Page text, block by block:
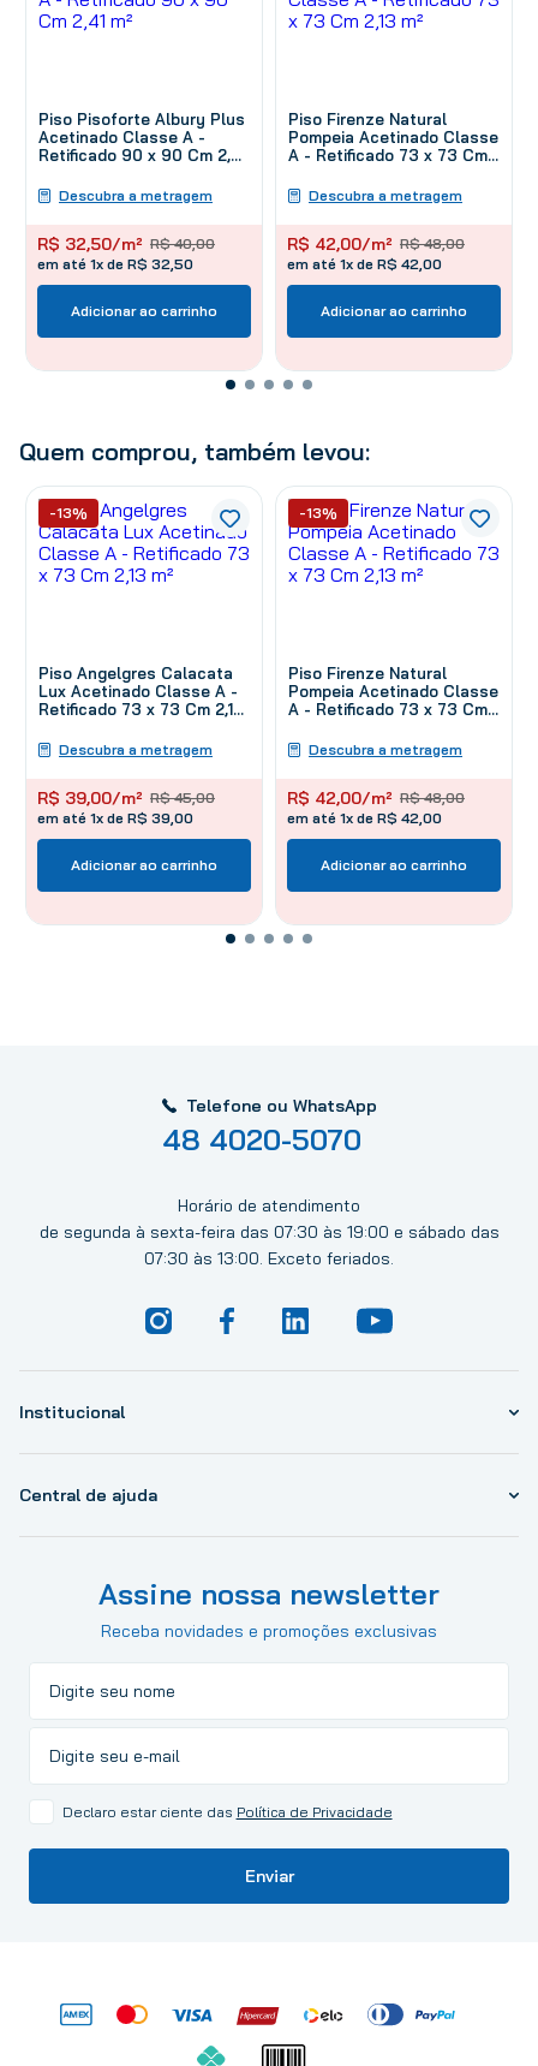
Piso Pisoforte Albury Plus
Acetinado Classe A -
Retificado 90 x 90 Cm 2,41
Descubra a metragem
R$ 40,00
R$ 32,50/m²
em até 1x de R$ 32,50
Adicionar ao carrinho
Piso Firenze Natural
Pompeia Acetinado Classe
A - Retificado 73 x 73 Cm
Descubra a metragem
R$ 48,00
R$ 42,00/m²
em até 1x de R$ 42,00
Adicionar ao carrinho
Quem comprou, também levou:
Piso Angelgres Calacata
Lux Acetinado Classe A -
Retificado 73 x 73 Cm 2,13
Descubra a metragem
R$ 45,00
R$ 39,00/m²
em até 1x de R$ 39,00
-13%
Adicionar ao carrinho
Piso Firenze Natural
Pompeia Acetinado Classe
A - Retificado 73 x 73 Cm
Descubra a metragem
R$ 48,00
R$ 42,00/m²
em até 1x de R$ 42,00
-13%
Adicionar ao carrinho
Telefone ou WhatsApp
48 4020-5070
Horário de atendimento
de segunda à sexta-feira das 07:30 às 19:00 e sábado das
07:30 às 13:00. Exceto feriados.
Institucional
Central de ajuda
Assine nossa newsletter
Receba novidades e promoções exclusivas
Declaro estar ciente das Política de Privacidade
Enviar